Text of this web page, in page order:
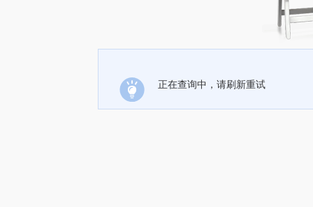
正在查询中，请刷新重试